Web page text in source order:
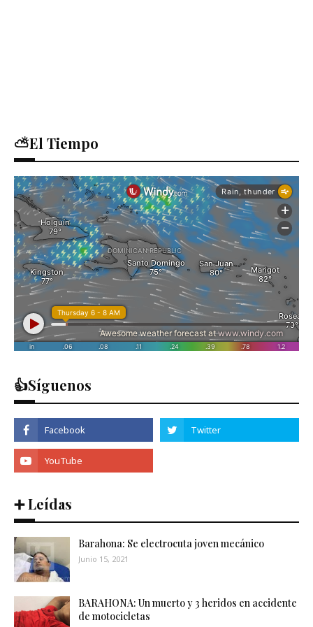
⛅El Tiempo
👍Síguenos
➕ Leídas
Barahona: Se electrocuta joven mecánico
Junio 15, 2021
BARAHONA: Un muerto y 3 heridos en accidente
de motocicletas